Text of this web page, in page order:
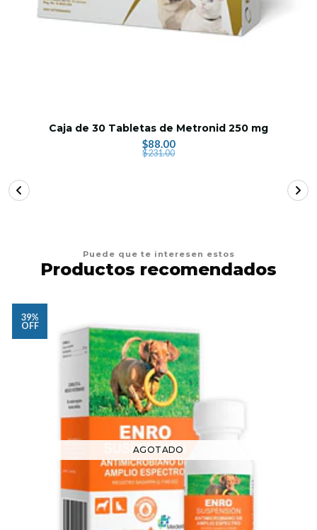
Caja de 30 Tabletas de Metronid 250 mg
$88.00
$231.00
Puede que te interesen estos
Productos recomendados
39%
OFF
AGOTADO